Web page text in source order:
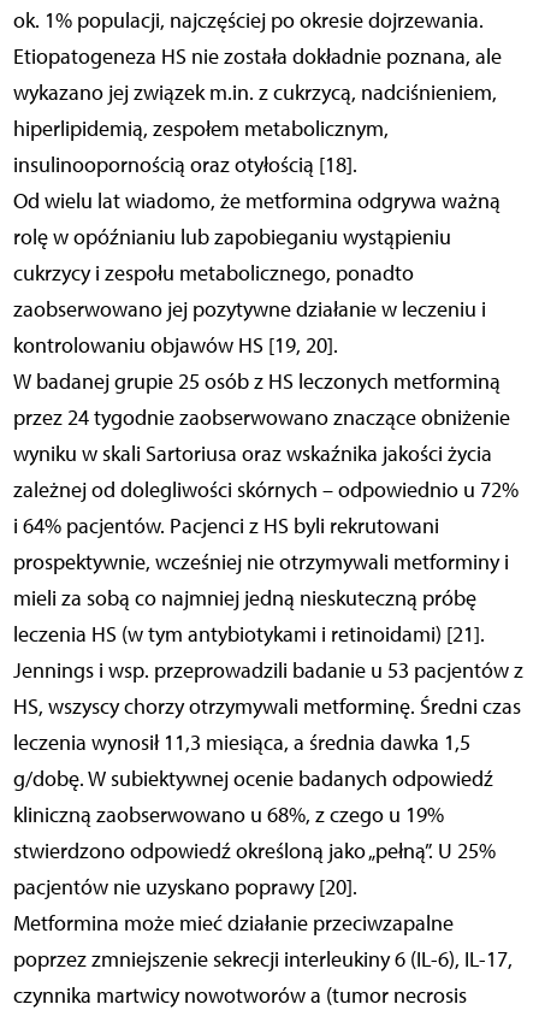
ok. 1% populacji, najczęściej po okresie dojrzewania.
Etiopatogeneza HS nie została dokładnie poznana, ale
wykazano jej związek m.in. z cukrzycą, nadciśnieniem,
hiperlipidemią, zespołem metabolicznym,
insulinoopornością oraz otyłością [18].
Od wielu lat wiadomo, że metformina odgrywa ważną
rolę w opóźnianiu lub zapobieganiu wystąpieniu
cukrzycy i zespołu metabolicznego, ponadto
zaobserwowano jej pozytywne działanie w leczeniu i
kontrolowaniu objawów HS [19, 20].
W badanej grupie 25 osób z HS leczonych metforminą
przez 24 tygodnie zaobserwowano znaczące obniżenie
wyniku w skali Sartoriusa oraz wskaźnika jakości życia
zależnej od dolegliwości skórnych – odpowiednio u 72%
i 64% pacjentów. Pacjenci z HS byli rekrutowani
prospektywnie, wcześniej nie otrzymywali metforminy i
mieli za sobą co najmniej jedną nieskuteczną próbę
leczenia HS (w tym antybiotykami i retinoidami) [21].
Jennings i wsp. przeprowadzili badanie u 53 pacjentów z
HS, wszyscy chorzy otrzymywali metforminę. Średni czas
leczenia wynosił 11,3 miesiąca, a średnia dawka 1,5
g/dobę. W subiektywnej ocenie badanych odpowiedź
kliniczną zaobserwowano u 68%, z czego u 19%
stwierdzono odpowiedź określoną jako „pełną”. U 25%
pacjentów nie uzyskano poprawy [20].
Metformina może mieć działanie przeciwzapalne
poprzez zmniejszenie sekrecji interleukiny 6 (IL-6), IL-17,
czynnika martwicy nowotworów a (tumor necrosis